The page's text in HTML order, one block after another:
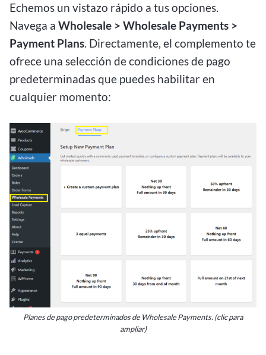
Echemos un vistazo rápido a tus opciones.
Navega a Wholesale > Wholesale Payments >
Payment Plans. Directamente, el complemento te
ofrece una selección de condiciones de pago
predeterminadas que puedes habilitar en
cualquier momento:
Planes de pago predeterminados de Wholesale Payments. (clic para
ampliar)